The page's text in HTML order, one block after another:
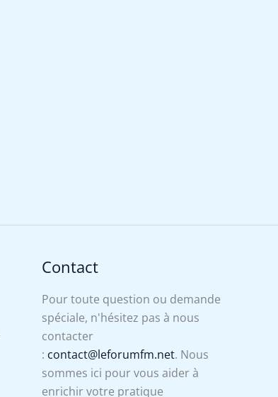
Contact
Pour toute question ou demande
spéciale, n'hésitez pas à nous
contacter
: contact@leforumfm.net. Nous
sommes ici pour vous aider à
enrichir votre pratique